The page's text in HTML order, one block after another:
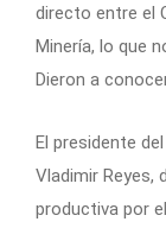
directo entre el
Minería, lo que
Dieron a
El presidente
Vladimir Reyes,
productiva por